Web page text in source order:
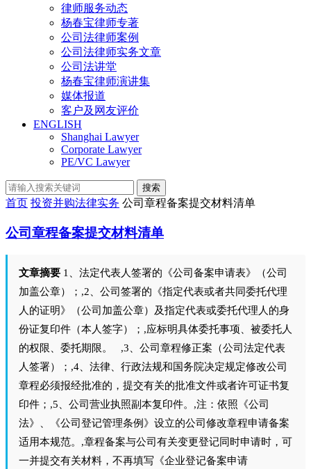
律师服务动态
杨春宝律师专著
公司法律师案例
公司法律师实务文章
公司法讲堂
杨春宝律师演讲集
媒体报道
客户及网友评价
ENGLISH
Shanghai Lawyer
Corporate Lawyer
PE/VC Lawyer
搜索
首页 投资并购法律实务 公司章程备案提交材料清单
公司章程备案提交材料清单
文章摘要 1、法定代表人签署的《公司备案申请表》（公司
加盖公章）；,2、公司签署的《指定代表或者共同委托代理
人的证明》（公司加盖公章）及指定代表或委托代理人的身
份证复印件（本人签字）；,应标明具体委托事项、被委托人
的权限、委托期限。 ,3、公司章程修正案（公司法定代表
人签署）；,4、法律、行政法规和国务院决定规定修改公司
章程必须报经批准的，提交有关的批准文件或者许可证书复
印件；,5、公司营业执照副本复印件。,注：依照《公司
法》、《公司登记管理条例》设立的公司修改章程申请备案
适用本规范。,章程备案与公司有关变更登记同时申请时，可
一并提交有关材料，不再填写《企业登记备案申请